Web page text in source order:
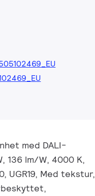
med DALI-
136 lm/W, 4000 K,
UGR19, Med tekstur,